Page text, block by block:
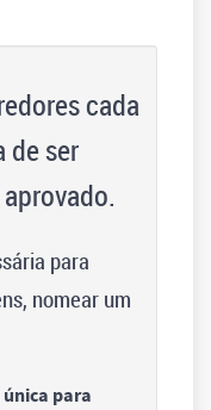
cada
de ser
para
nomear um
para